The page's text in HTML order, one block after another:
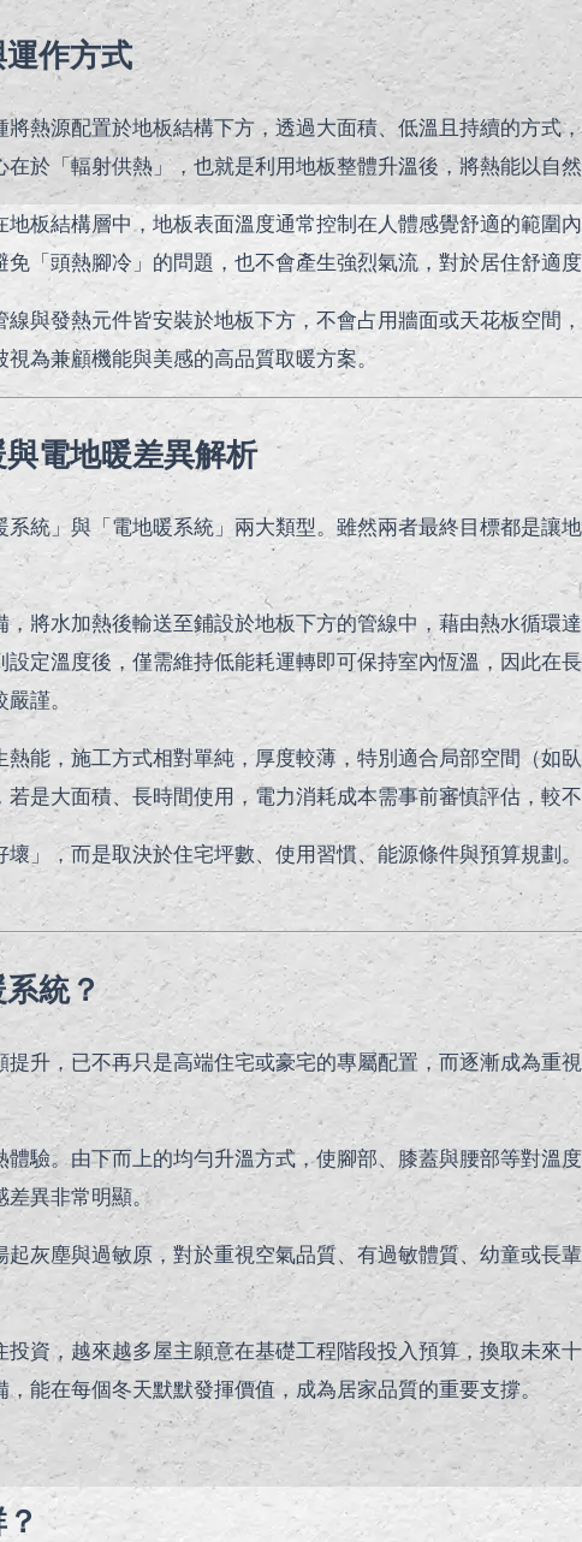
作方式
熱源配置於地板結構下方，透過大面積、低溫且持續的方式
於「輻射供熱」，也就是利用地板整體升溫後，將熱能以自
板結構層中，地板表面溫度通常控制在人體感覺舒適的範
「頭熱腳冷」的問題，也不會產生強烈氣流，對於居住舒適
與發熱元件皆安裝於地板下方，不會占用牆面或天花板空間
為兼顧機能與美感的高品質取暖方案。
電地暖差異解析
統」與「電地暖系統」兩大類型。雖然兩者最終目標都是
將水加熱後輸送至鋪設於地板下方的管線中，藉由熱水循環
定溫度後，僅需維持低能耗運轉即可保持室內恆溫，因此在
嚴謹。
能，施工方式相對單純，厚度較薄，特別適合局部空間（如
是大面積、長時間使用，電力消耗成本需事前審慎評估，較
」，而是取決於住宅坪數、使用習慣、能源條件與預算規劃
統？
升，已不再只是高端住宅或豪宅的專屬配置，而逐漸成為重
驗。由下而上的均勻升溫方式，使腳部、膝蓋與腰部等對溫
異非常明顯。
灰塵與過敏原，對於重視空氣品質、有過敏體質、幼童或長
資，越來越多屋主願意在基礎工程階段投入預算，換取未
能在每個冬天默默發揮價值，成為居家品質的重要支撐。